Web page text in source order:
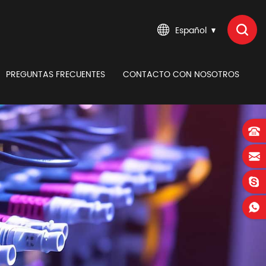
Español
PREGUNTAS FRECUENTES CONTACTO CON NOSOTROS